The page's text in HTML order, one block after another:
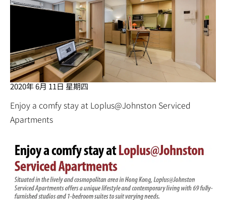
2020年 6月 11日 星期四
Enjoy a comfy stay at Loplus@Johnston Serviced
Apartments